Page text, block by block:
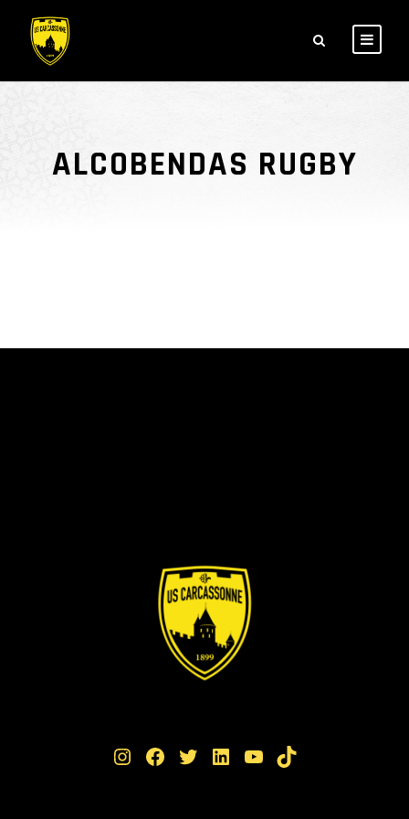
ALCOBENDAS RUGBY
Instagram Facebook Twitter LinkedIn YouTube TikTok